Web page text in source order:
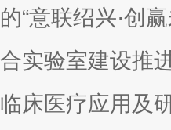
的“意联绍兴·创
合实验室建设推
临床医疗应用及